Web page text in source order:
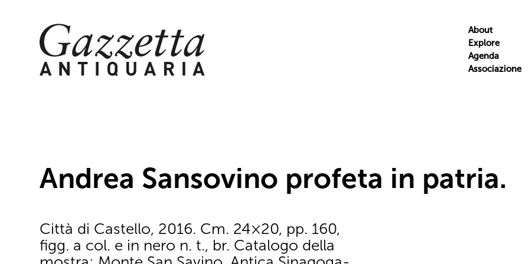
Skip
to
content
About
Explore
Agenda
Associazione
Andrea Sansovino profeta in patria.
Città di Castello, 2016. Cm. 24×20, pp. 160,
figg. a col. e in nero n. t., br. Catalogo della